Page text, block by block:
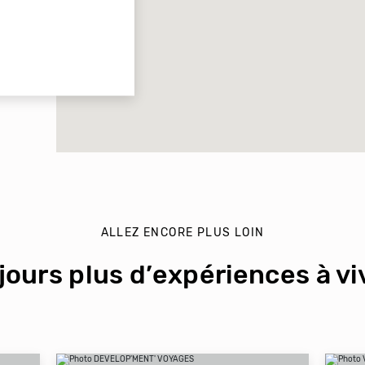
ALLEZ ENCORE PLUS LOIN
plus d’expériences à